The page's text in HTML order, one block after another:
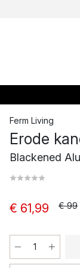
Ferm Living
Erode
Blackened
€ 61,99 € 99